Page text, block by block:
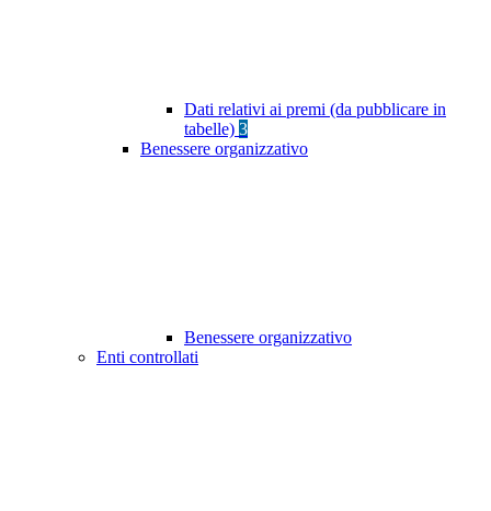
Dati relativi ai premi (da pubblicare in
tabelle) 3
Benessere organizzativo
Benessere organizzativo
Enti controllati